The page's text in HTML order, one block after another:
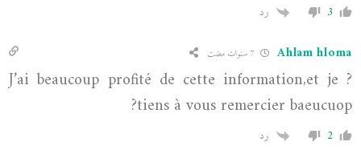
3 رد
Ahlam hloma
J’ai beaucoup profité de cette information,et je ?
tiens à vous remercier baeucuop?
2 رد